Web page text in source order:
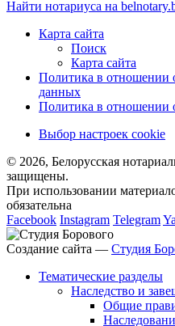
Найти нотариуса на
Карта сайта
Поиск
Карта сайта
Политика в отношении
данных
Политика в отношении
Выбор настроек cookie
© 2026, Белорусская
защищены.
При использовании
обязательна
Facebook Instagram Telegram
Создание сайта — Студия
Тематические разделы
Наследство и
Общие